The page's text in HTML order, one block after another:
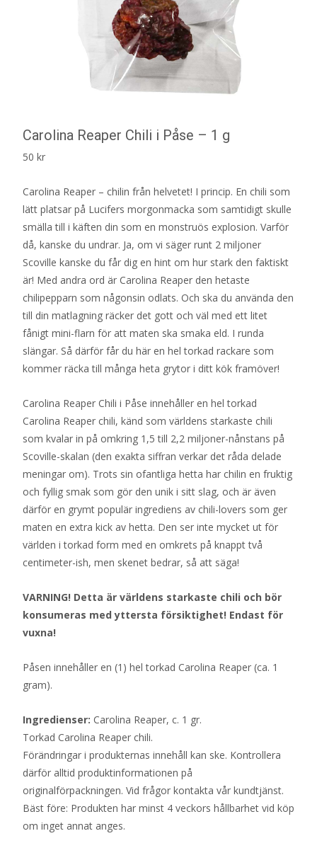
Carolina Reaper Chili i Påse – 1 g
50 kr
Carolina Reaper – chilin från helvetet! I princip. En chili som
lätt platsar på Lucifers morgonmacka som samtidigt skulle
smälla till i käften din som en monstruös explosion. Varför
då, kanske du undrar. Ja, om vi säger runt 2 miljoner
Scoville kanske du får dig en hint om hur stark den faktiskt
är! Med andra ord är Carolina Reaper den hetaste
chilipepparn som någonsin odlats. Och ska du använda den
till din matlagning räcker det gott och väl med ett litet
fånigt mini-flarn för att maten ska smaka eld. I runda
slängar. Så därför får du här en hel torkad rackare som
kommer räcka till många heta grytor i ditt kök framöver!
Carolina Reaper Chili i Påse innehåller en hel torkad
Carolina Reaper chili, känd som världens starkaste chili
som kvalar in på omkring 1,5 till 2,2 miljoner-nånstans på
Scoville-skalan (den exakta siffran verkar det råda delade
meningar om). Trots sin ofantliga hetta har chilin en fruktig
och fyllig smak som gör den unik i sitt slag, och är även
därför en grymt populär ingrediens av chili-lovers som ger
maten en extra kick av hetta. Den ser inte mycket ut för
världen i torkad form med en omkrets på knappt två
centimeter-ish, men skenet bedrar, så att säga!
VARNING! Detta är världens starkaste chili och bör
konsumeras med yttersta försiktighet! Endast för
vuxna!
Påsen innehåller en (1) hel torkad Carolina Reaper (ca. 1
gram).
Ingredienser: Carolina Reaper, c. 1 gr.
Torkad Carolina Reaper chili.
Förändringar i produkternas innehåll kan ske. Kontrollera
därför alltid produktinformationen på
originalförpackningen. Vid frågor kontakta vår kundtjänst.
Bäst före: Produkten har minst 4 veckors hållbarhet vid köp
om inget annat anges.